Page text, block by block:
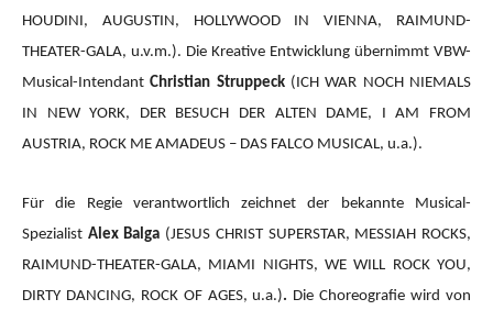
HOUDINI, AUGUSTIN, HOLLYWOOD IN VIENNA, RAIMUND-
THEATER-GALA, u.v.m.). Die Kreative Entwicklung übernimmt VBW-
Musical-IntendantChristian Struppeck(ICH WAR NOCH NIEMALS
IN NEW YORK, DER BESUCH DER ALTEN DAME, I AM FROM
AUSTRIA, ROCK ME AMADEUS – DAS FALCO MUSICAL, u.a.).
Für die Regie verantwortlich zeichnet der bekannte Musical-
Spezialist Alex Balga (JESUS CHRIST SUPERSTAR, MESSIAH ROCKS,
RAIMUND-THEATER-GALA, MIAMI NIGHTS, WE WILL ROCK YOU,
DIRTY DANCING, ROCK OF AGES, u.a.). Die Choreografie wird von